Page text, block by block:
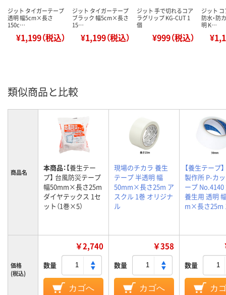
ジット タイガーテープ
透明 幅5cm×長さ
150c…
¥1,199（税込）
ジット タイガーテープ
ブラック 幅5cm×長さ
15…
¥1,199（税込）
ジット 手で切れるコア
ラグリップ KG-CUT 1
個
¥999（税込）
ジット
防水・防
明 K…
類似商品と比較
商品名 本商品：【養生テー
プ】 台風防災テープ
幅50mm×長さ25m
ダイヤテックス 1セ
ット（1巻×5）
現場のチカラ 養生
テープ 半透明 幅
50mm×長さ25m ア
スクル 1巻 オリジナ
ル
【養生テープ
製作所 P-カ
ープ No.4140
養生用 透明
m×長さ25m
価格
(税込)
￥2,740
数量
カゴへ
￥358
数量
カゴへ
数量
カ